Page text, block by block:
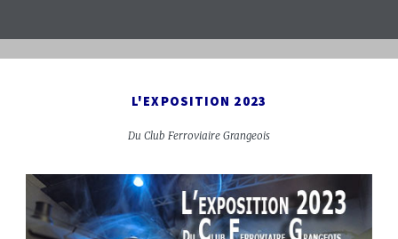
L'EXPOSITION 2023
Du Club Ferroviaire Grangeois